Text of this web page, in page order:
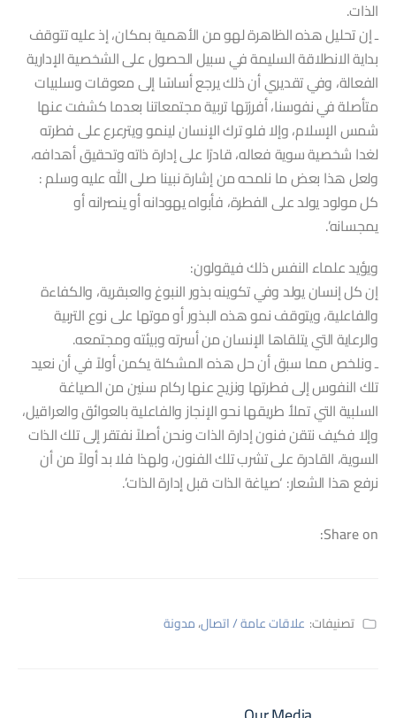
الذات.
ـ إن تحليل هذه الظاهرة لهو من الأهمية بمكان، إذ عليه تتوقف
بداية الانطلاقة السليمة في سبيل الحصول على الشخصية الإدارية
الفعالة، وفي تقديري أن ذلك يرجع أساسًا إلى معوقات وسلبيات
متأصلة في نفوسنا، أفرزتها تربية مجتمعاتنا بعدما كشفت عنها
شمس الإسلام، وإلا فلو ترك الإنسان لينمو ويترعرع على فطرته
لغدا شخصية سوية فعاله، قادرًا على إدارة ذاته وتحقيق أهدافه،
ولعل هذا بعض ما نلمحه من إشارة نبينا صلى الله عليه وسلم :
كل مولود يولد على الفطرة، فأبواه يهودانه أو ينصرانه أو
يمجسانه’.
ويؤيد علماء النفس ذلك فيقولون:
إن كل إنسان يولد وفي تكوينه بذور النبوغ والعبقرية، والكفاءة
والفاعلية، ويتوقف نمو هذه البذور أو موتها على نوع التربية
والرعاية التي يتلقاها الإنسان من أسرته وبيئته ومجتمعه.
ـ ونلخص مما سبق أن حل هذه المشكلة يكمن أولاً في أن نعيد
تلك النفوس إلى فطرتها ونزيح عنها ركام سنين من الصياغة
السلبية التي تملأ طريقها نحو الإنجاز والفاعلية بالعوائق والعراقيل،
وإلا فكيف نتقن فنون إدارة الذات ونحن أصلاً نفتقر إلى تلك الذات
السوية، القادرة على تشرب تلك الفنون، ولهذا فلا بد أولاً من أن
نرفع هذا الشعار: ‘صياغة الذات قبل إدارة الذات’.
Share on:
تصنيفات: علاقات عامة / اتصال،مدونة